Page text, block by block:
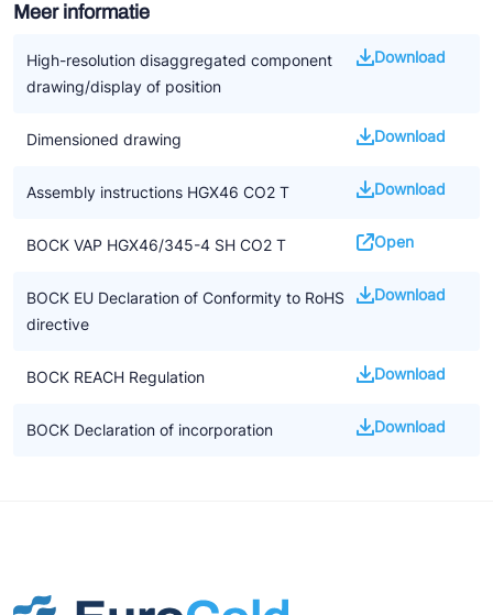
op de op dat moment geldende kennisniveau. Het kan zijn dat
dit op termijn gewijzigd wordt door nieuwe ontwikkelingen
Meer informatie
High-resolution disaggregated component
drawing/display of position
Download
Dimensioned drawing Download
Assembly instructions HGX46 CO2 T Download
BOCK VAP HGX46/345-4 SH CO2 T Open
BOCK EU Declaration of Conformity to RoHS
directive
Download
BOCK REACH Regulation Download
BOCK Declaration of incorporation Download